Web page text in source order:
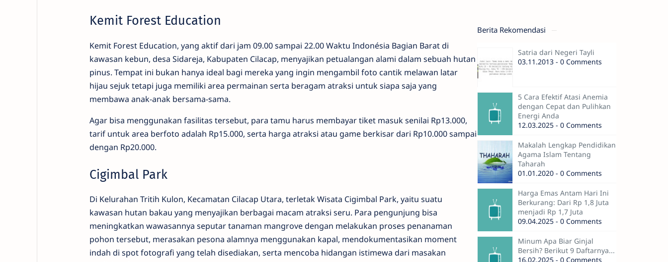
Kemit Forest Education
Kemit Forest Education, yang aktif dari jam 09.00 sampai 22.00 Waktu Indonésia Bagian Barat di
kawasan kebun, desa Sidareja, Kabupaten Cilacap, menyajikan petualangan alami dalam sebuah hutan
pinus. Tempat ini bukan hanya ideal bagi mereka yang ingin mengambil foto cantik melawan latar
hijau sejuk tetapi juga memiliki area permainan serta beragam atraksi untuk siapa saja yang
membawa anak-anak bersama-sama.
Agar bisa menggunakan fasilitas tersebut, para tamu harus membayar tiket masuk senilai Rp13.000,
tarif untuk area berfoto adalah Rp15.000, serta harga atraksi atau game berkisar dari Rp10.000 sampai
dengan Rp20.000.
Cigimbal Park
Di Kelurahan Tritih Kulon, Kecamatan Cilacap Utara, terletak Wisata Cigimbal Park, yaitu suatu
kawasan hutan bakau yang menyajikan berbagai macam atraksi seru. Para pengunjung bisa
meningkatkan wawasannya seputar tanaman mangrove dengan melakukan proses penanaman
pohon tersebut, merasakan pesona alamnya menggunakan kapal, mendokumentasikan moment
indah di spot fotografi yang telah disediakan, serta mencoba hidangan istimewa dari masakan
Berita Rekomendasi
Satria dari Negeri Tayli
03.11.2013 - 0 Comments
5 Cara Efektif Atasi Anemia
dengan Cepat dan Pulihkan
Energi Anda
12.03.2025 - 0 Comments
Makalah Lengkap Pendidikan
Agama Islam Tentang
Taharah
01.01.2020 - 0 Comments
Harga Emas Antam Hari Ini
Berkurang: Dari Rp 1,8 Juta
menjadi Rp 1,7 Juta
09.04.2025 - 0 Comments
Minum Apa Biar Ginjal
Bersih? Berikut 9 Daftarnya...
16.02.2025 - 0 Comments